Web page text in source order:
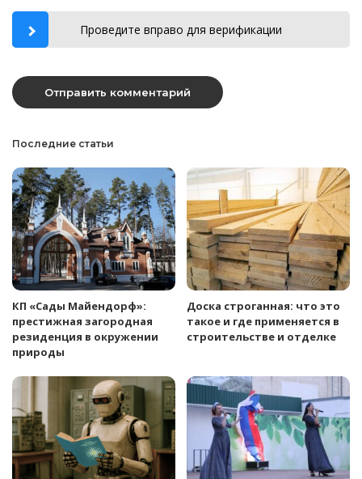
Проведите вправо для верификации
Последние статьи
КП «Сады Майендорф»:
престижная загородная
резиденция в окружении
природы
Доска строганная: что это
такое и где применяется в
строительстве и отделке